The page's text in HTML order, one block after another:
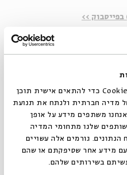
אנחנו משתמשים בקובצי Cookie כדי להתאים אישית תוכן
מדיה חברתית ולנתח את תנועת
משתפים מידע על אופן
שלנו מתחומי המדיה
הנתונים. גורמים אלה עשויים
מידע אחר שסיפקתם או שהם
בשירותים שלהם.
>>
הרשמה לאירועים דומים